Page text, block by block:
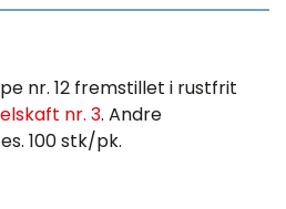
nr. 12 fremstillet i rustfrit
nr. 3. Andre
100 stk/pk.